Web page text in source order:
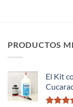
PRODUCTOS
El Kit